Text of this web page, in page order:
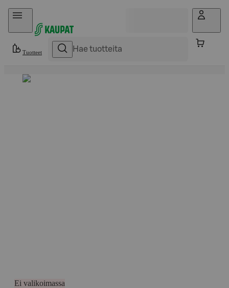
Hyppää sisältöön
Tuotteet
Ei valikoimassa